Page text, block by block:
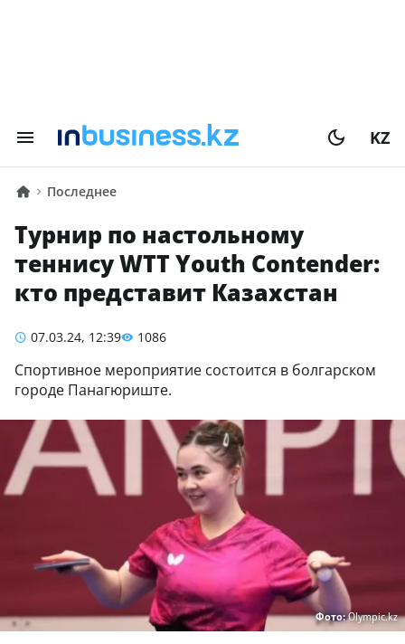
KZ
Последнее
Турнир по настольному
теннису WTT Youth Contender:
кто представит Казахстан
07.03.24, 12:39 1086
Спортивное мероприятие состоится в болгарском
городе Панагюриште.
Фото:Olympic.kz